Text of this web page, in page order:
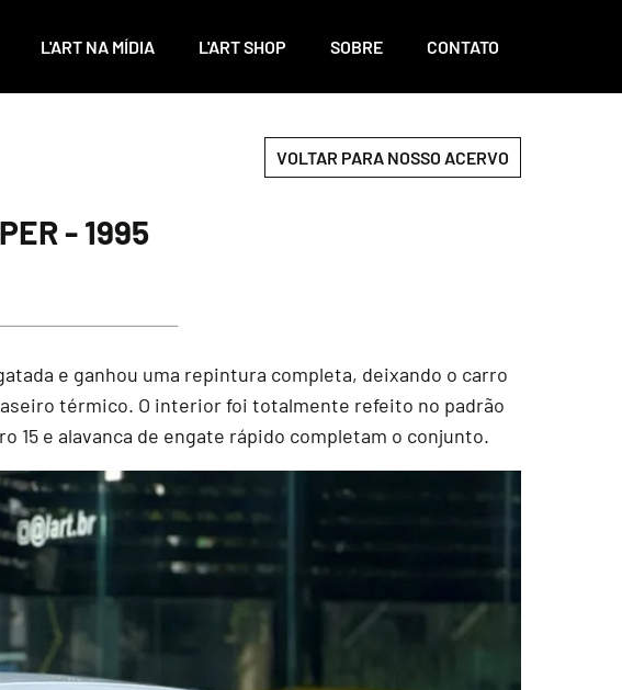
L'ART NA MÍDIA L'ART SHOP SOBRE CONTATO
VOLTAR PARA NOSSO ACERVO
- 1995
e ganhou uma repintura completa, deixando o carro
térmico. O interior foi totalmente refeito no padrão
15 e alavanca de engate rápido completam o conjunto.